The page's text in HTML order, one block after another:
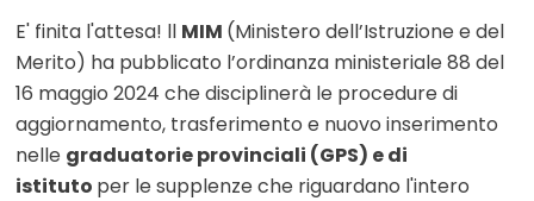
E' finita l'attesa! ll MIM (Ministero dell’Istruzione e del
Merito) ha pubblicato l’ordinanza ministeriale 88 del
16 maggio 2024 che disciplinerà le procedure di
aggiornamento, trasferimento e nuovo inserimento
nelle graduatorie provinciali (GPS) e di
istituto per le supplenze che riguardano l'intero